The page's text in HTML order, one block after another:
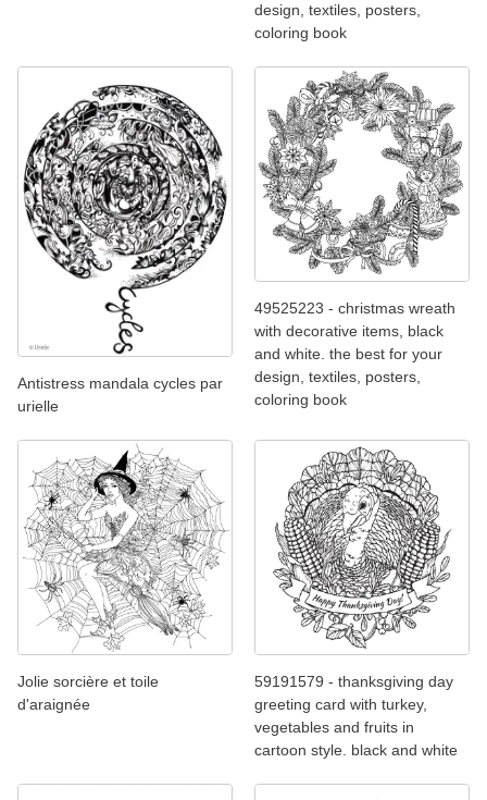
design, textiles, posters,
coloring book
Antistress mandala cycles par
urielle
49525223 - christmas wreath
with decorative items, black
and white. the best for your
design, textiles, posters,
coloring book
Jolie sorcière et toile
d'araignée
59191579 - thanksgiving day
greeting card with turkey,
vegetables and fruits in
cartoon style. black and white